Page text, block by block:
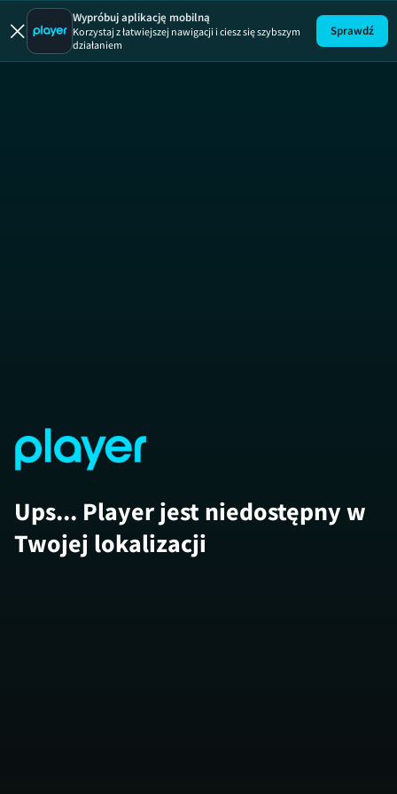
Wypróbuj aplikację mobilną
Korzystaj z łatwiejszej nawigacji i ciesz się szybszym
działaniem
Sprawdź
Ups... Player jest niedostępny w
Twojej lokalizacji